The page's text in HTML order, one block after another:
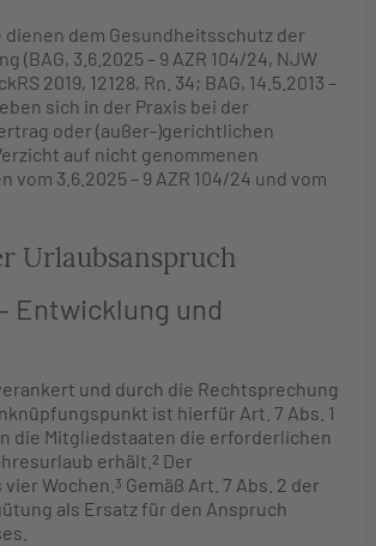
dem Gesundheitsschutz der
3.6.2025 – 9 AZR 104/24, NJW
2019, 12128, Rn. 34; BAG, 14.5.2013 –
sich in der Praxis bei der
oder (außer-)gerichtlichen
auf nicht genommenen
3.6.2025 – 9 AZR 104/24 und vom
Urlaubsanspruch
Entwicklung und
und durch die Rechtsprechung
ist hierfür Art. 7 Abs. 1
die Mitgliedstaaten die erforderlichen
erhält. 2 Der
Wochen. 3 Gemäß Art. 7 Abs. 2 der
als Ersatz für den Anspruch